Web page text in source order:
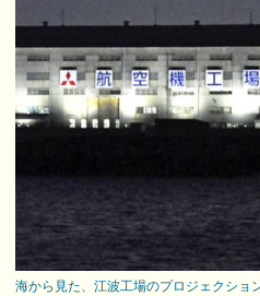
海から見た、江波工場のプロジェクショ